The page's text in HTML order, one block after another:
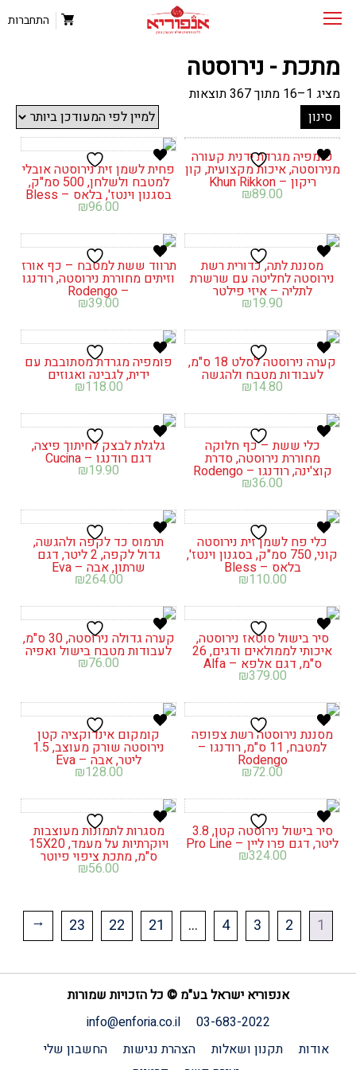
התחברות
מתכת - נירוסטה
מציג 1–16 מתוך 367 תוצאות ממוין
העדכני
ביותר
סינון
פומפיה מגרדת ידנית קעורה
מנירוסטה, איכות מקצועית, קון
ריקון – Khun Rikkon
₪89.00
פחית לשמן זית נירוסטה אובלי
למטבח ולשלחן, 500 סמ"ק,
בסגנון וינטז', בלאס – Bless
₪96.00
מסננת לתה, כדורית רשת
נירוסטה לחליטה עם שרשרת
לתליה – איזי פילטר
₪19.90
תרווד ששת למטבח – כף אורז
וזיתים מחוררת נירוסטה, רודנגו
– Rodengo
₪39.00
קערה נירוסטה לסלט 18 ס"מ,
לעבודות מטבח ולהגשה
₪14.80
פומפיה מגרדת מסתובבת עם
ידית, לגבינה ואגוזים
₪118.00
כלי ששת – כף חלוקה
מחוררת נירוסטה, סדרת
קוצ'ינה, רודנגו – Rodengo
₪36.00
גלגלת לבצק לחיתוך פיצה,
דגם רודנגו – Cucina
₪19.90
כלי פח לשמן זית נירוסטה
קוני, 750 סמ"ק, בסגנון וינטז',
בלאס – Bless
₪110.00
תרמוס כד לקפה ולהגשה,
גדול לקפה, 2 ליטר, דגם
שרתון, אבה – Eva
₪264.00
סיר בישול סוטאז נירוסטה,
איכותי לממולאים ודגים, 26
ס"מ, דגם אלפא – Alfa
₪379.00
קערה גדולה נירוסטה, 30 ס"מ,
לעבודות מטבח בישול ואפיה
₪76.00
מסננת נירוסטה רשת צפופה
למטבח, 11 ס"מ, רודנגו –
Rodengo
₪72.00
קומקום אינדוקציה קטן
נירוסטה שורק מעוצב, 1.5
ליטר, אבה – Eva
₪128.00
סיר בישול נירוסטה קטן, 3.8
ליטר, דגם פרו ליין – Pro Line
₪324.00
מסגרות לתמונות מעוצבות
ויוקרתיות על מעמד, 15X20
ס"מ, מתכת ציפוי פיוטר
₪56.00
1
2
3
4
…
21
22
23
←
אנפוריא ישראל בע"מ © כל הזכויות שמורות
03-683-2022
info@enforia.co.il
אודות
תקנון ושאלות הצהרת נגישות
החשבון שלי